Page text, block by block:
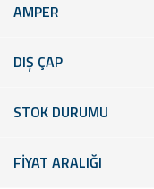
AMPER
DIŞ ÇAP
STOK DURUMU
FİYAT ARALIĞI